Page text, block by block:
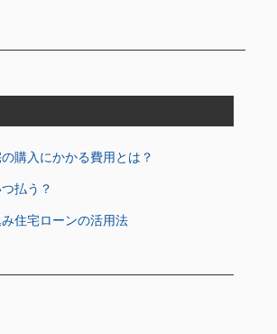
購入にかかる費用とは？
払う？
住宅ローンの活用法